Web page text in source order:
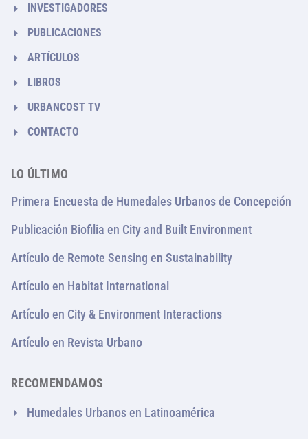
INVESTIGADORES
PUBLICACIONES
ARTÍCULOS
LIBROS
URBANCOST TV
CONTACTO
LO ÚLTIMO
Primera Encuesta de Humedales Urbanos de Concepción
Publicación Biofilia en City and Built Environment
Artículo de Remote Sensing en Sustainability
Artículo en Habitat International
Artículo en City & Environment Interactions
Artículo en Revista Urbano
RECOMENDAMOS
Humedales Urbanos en Latinoamérica